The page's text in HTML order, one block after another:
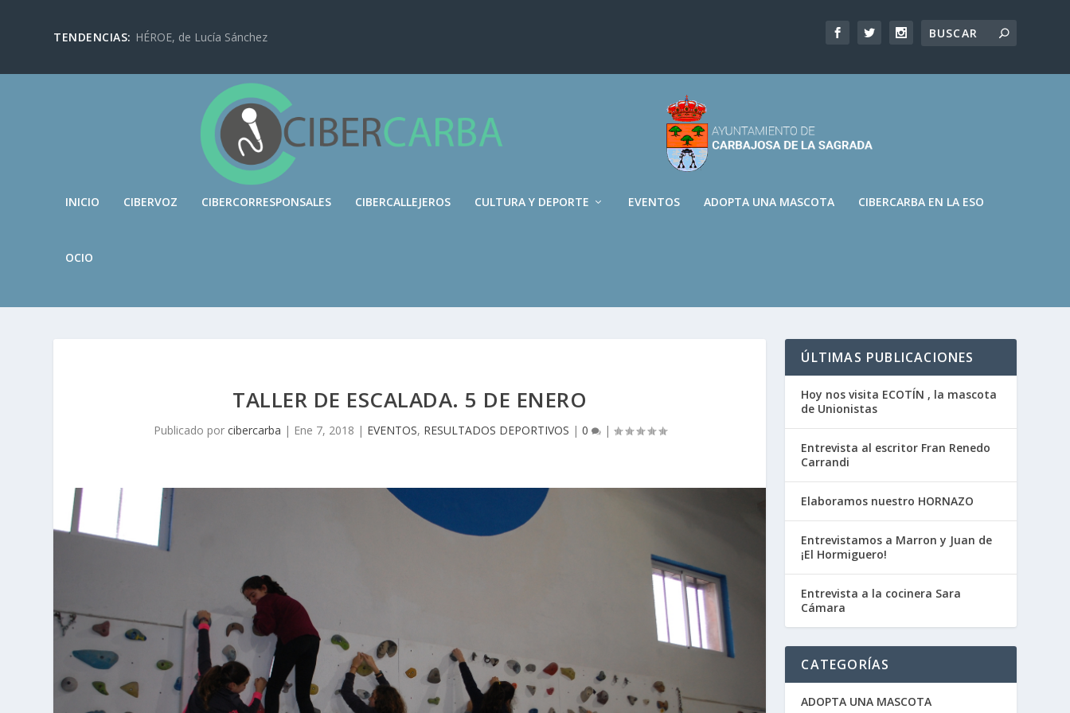
TENDENCIAS: HÉROE, de Lucía Sánchez
INICIO CIBERVOZ CIBERCORRESPONSALES CIBERCALLEJEROS CULTURA Y DEPORTE EVENTOS ADOPTA UNA MASCOTA CIBERCARBA EN LA ESO
OCIO
TALLER DE ESCALADA. 5 DE ENERO
Publicado por cibercarba | Ene 7, 2018 | EVENTOS, RESULTADOS DEPORTIVOS | 0 |
ÚLTIMAS PUBLICACIONES
Hoy nos visita ECOTÍN , la mascota
de Unionistas
Entrevista al escritor Fran Renedo
Carrandi
Elaboramos nuestro HORNAZO
Entrevistamos a Marron y Juan de
¡El Hormiguero!
Entrevista a la cocinera Sara
Cámara
CATEGORÍAS
ADOPTA UNA MASCOTA